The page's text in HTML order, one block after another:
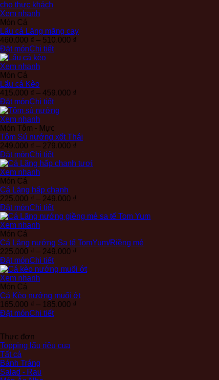
Xem nhanh
Món Cá
Lẩu cá Lăng măng cay
460.000 ₫ – 510.000 ₫
Đặt mónChi tiết
Xem nhanh
Món Cá
Lẩu cá Kèo
415.000 ₫ – 459.000 ₫
459.000 ₫
Đặt mónChi tiết
Xem nhanh
Món Tôm - Mực
Tôm Sú nướng xốt Thái
249.000 ₫ – 279.000 ₫
từ
Đặt mónChi tiết
Xem nhanh
Món Cá
Cá Lăng hấp chanh
225.000 ₫ – 249.000 ₫
từ
249.000 ₫
Đặt mónChi tiết
Xem nhanh
Món Cá
Cá Lăng nướng Sa tế TomYum/Riềng mẻ
225.000 ₫ – 249.000 ₫
từ
249.000 ₫
Đặt mónChi tiết
Xem nhanh
Món Cá
Cá Kèo nướng muối ớt
165.000 ₫ – 185.000 ₫
Đặt mónChi tiết
Thực đơn
Topping lẩu riêu cua
Tất cả
Bánh Tráng
Salad - Rau